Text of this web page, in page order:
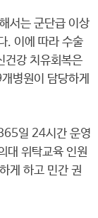
서는 군단급 이상
. 이에 따라 수술
건강 치유회복은
병원이 담당하게
일 24시간 운영
대 위탁교육 인원
게 하고 민간 권